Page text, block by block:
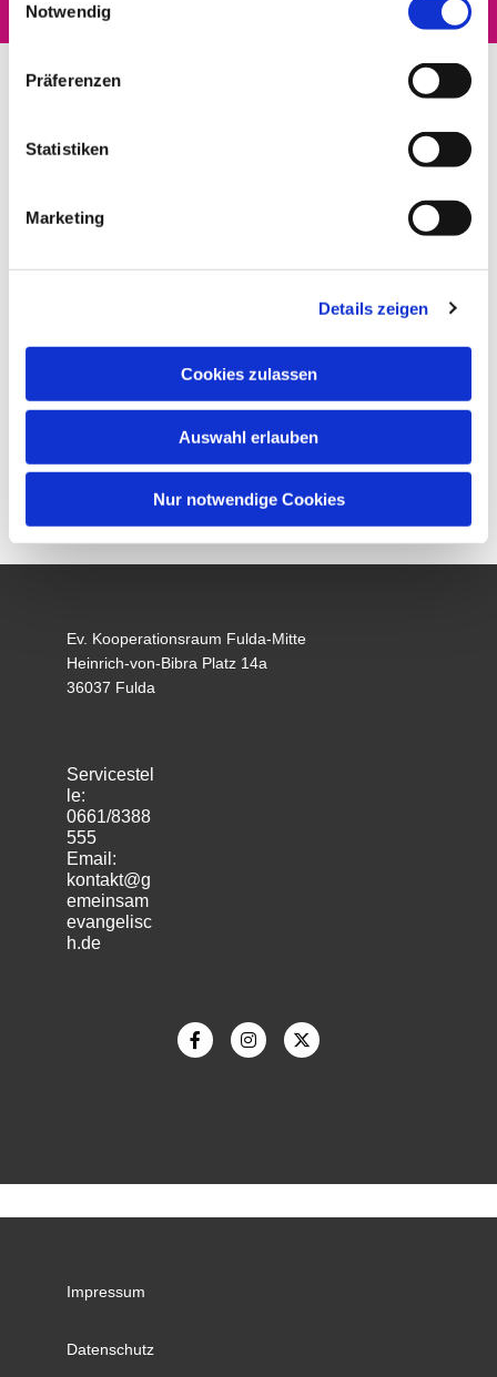
Notwendig
Präferenzen
Statistiken
Marketing
Details zeigen
Cookies zulassen
Auswahl erlauben
Nur notwendige Cookies
Ev. Kooperationsraum Fulda-Mitte
Heinrich-von-Bibra Platz 14a
36037 Fulda
Servicestel
le:
0661/8388
555
Email:
kontakt@g
emeinsam
evangelisc
h.de
Impressum
Datenschutz